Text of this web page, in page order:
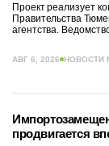
Проект реализует
Правительства
агентства.
АВГ 6, 2026 НОВОСТИ
продвигается